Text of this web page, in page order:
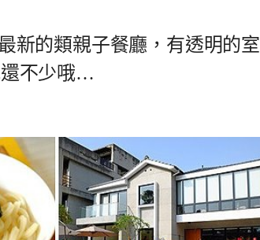
新的類親子餐廳，有透明的室
還不少哦…